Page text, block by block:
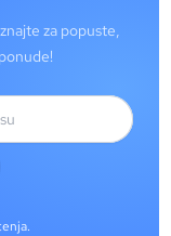
za popuste,